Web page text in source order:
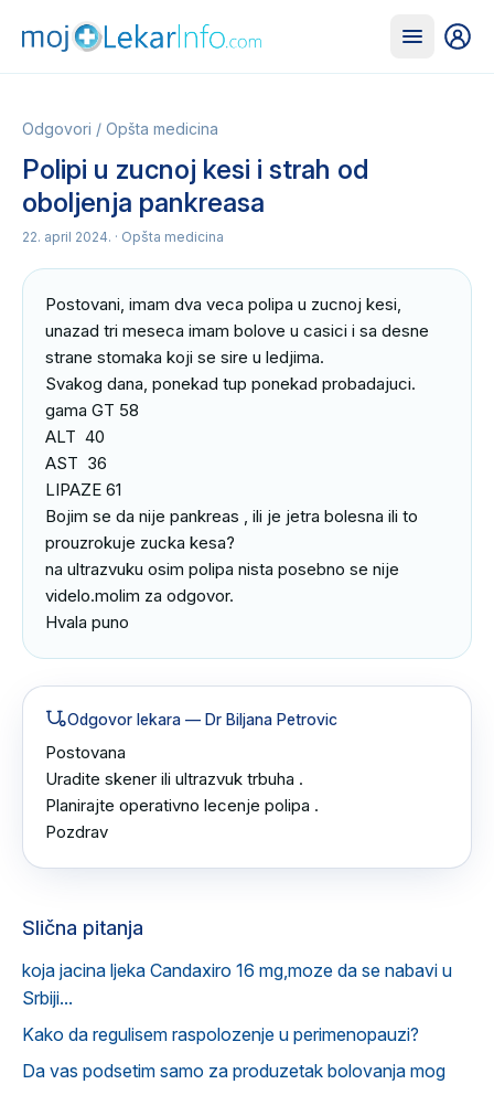
Odgovori / Opšta medicina
Polipi u zucnoj kesi i strah od
oboljenja pankreasa
22. april 2024. · Opšta medicina
Postovani, imam dva veca polipa u zucnoj kesi,
unazad tri meseca imam bolove u casici i sa desne
strane stomaka koji se sire u ledjima.
Svakog dana, ponekad tup ponekad probadajuci.
gama GT 58
ALT  40
AST  36
LIPAZE 61
Bojim se da nije pankreas , ili je jetra bolesna ili to
prouzrokuje zucka kesa?
na ultrazvuku osim polipa nista posebno se nije
videlo.molim za odgovor.
Hvala puno
Odgovor lekara — Dr Biljana Petrovic
Postovana
Uradite skener ili ultrazvuk trbuha .
Planirajte operativno lecenje polipa .
Pozdrav
Slična pitanja
koja jacina ljeka Candaxiro 16 mg,moze da se nabavi u
Srbiji...
Kako da regulisem raspolozenje u perimenopauzi?
Da vas podsetim samo za produzetak bolovanja mog